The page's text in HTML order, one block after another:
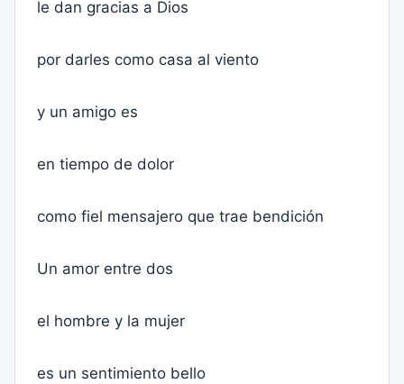
le dan gracias a Dios
por darles como casa al viento
y un amigo es
en tiempo de dolor
como fiel mensajero que trae bendición
Un amor entre dos
el hombre y la mujer
es un sentimiento bello